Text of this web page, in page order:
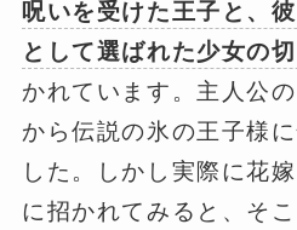
呪いを受けた王子と、
として選ばれた少女の
かれています。主人公
から伝説の氷の王子様
した。しかし実際に花
に招かれてみると、そ